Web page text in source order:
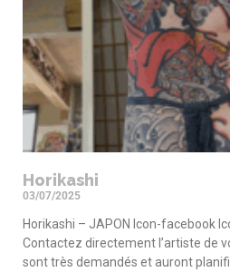
Horikashi
03/07/2025
Horikashi – JAPON Icon-facebook
Contactez directement l’artiste de
sont très demandés et auront